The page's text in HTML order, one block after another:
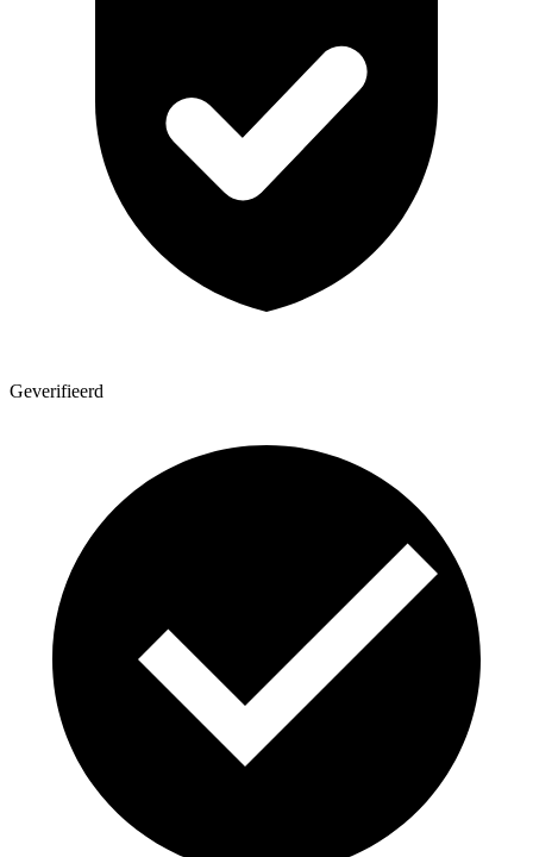
Geverifieerd